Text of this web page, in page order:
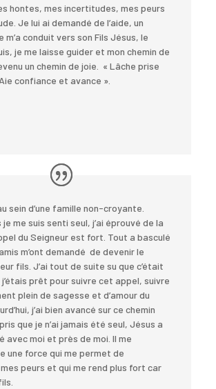
hontes, mes incertitudes, mes peurs
Je lui ai demandé de l’aide, un
m’a conduit vers son Fils Jésus, le
je me laisse guider et mon chemin de
un chemin de joie. « Lâche prise
confiance et avance ».
sein d’une famille non-croyante.
me suis senti seul, j’ai éprouvé de la
du Seigneur est fort. Tout a basculé
m’ont demandé de devenir le
fils. J’ai tout de suite su que c’était
prêt pour suivre cet appel, suivre
plein de sagesse et d’amour du
j’ai bien avancé sur ce chemin
que je n’ai jamais été seul, Jésus a
avec moi et près de moi. Il me
une force qui me permet de
peurs et qui me rend plus fort car